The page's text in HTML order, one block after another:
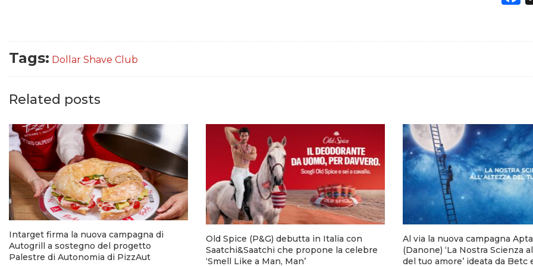
Tags: Dollar Shave Club
Related posts
Intarget firma la nuova campagna di
Autogrill a sostegno del progetto
Palestre di Autonomia di PizzAut
Old Spice (P&G) debutta in Italia con
Saatchi&Saatchi che propone la celebre
‘Smell Like a Man, Man’
Al via la nuova campagna
(Danone) ‘La Nostra Scienza
del tuo amore’ ideata da Betc